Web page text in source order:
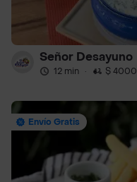
Señor Desayuno
12 min · $ 4000
Envío Gratis